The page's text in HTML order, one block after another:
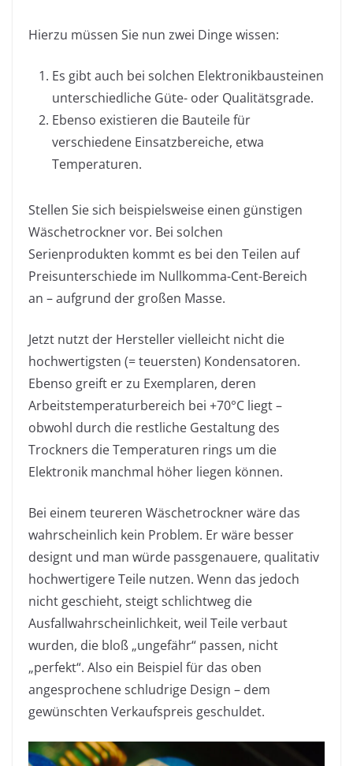
Hierzu müssen Sie nun zwei Dinge wissen:
Es gibt auch bei solchen Elektronikbausteinen
unterschiedliche Güte- oder Qualitätsgrade.
Ebenso existieren die Bauteile für
verschiedene Einsatzbereiche, etwa
Temperaturen.
Stellen Sie sich beispielsweise einen günstigen
Wäschetrockner vor. Bei solchen
Serienprodukten kommt es bei den Teilen auf
Preisunterschiede im Nullkomma-Cent-Bereich
an – aufgrund der großen Masse.
Jetzt nutzt der Hersteller vielleicht nicht die
hochwertigsten (= teuersten) Kondensatoren.
Ebenso greift er zu Exemplaren, deren
Arbeitstemperaturbereich bei +70°C liegt –
obwohl durch die restliche Gestaltung des
Trockners die Temperaturen rings um die
Elektronik manchmal höher liegen können.
Bei einem teureren Wäschetrockner wäre das
wahrscheinlich kein Problem. Er wäre besser
designt und man würde passgenauere, qualitativ
hochwertigere Teile nutzen. Wenn das jedoch
nicht geschieht, steigt schlichtweg die
Ausfallwahrscheinlichkeit, weil Teile verbaut
wurden, die bloß „ungefähr“ passen, nicht
„perfekt“. Also ein Beispiel für das oben
angesprochene schludrige Design – dem
gewünschten Verkaufspreis geschuldet.